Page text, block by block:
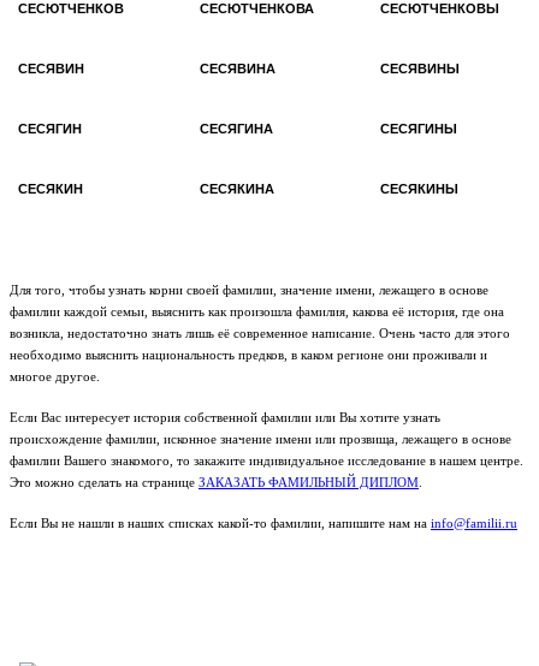
СЕСЮТЧЕНКОВ СЕСЮТЧЕНКОВА СЕСЮТЧЕНКОВЫ
СЕСЯВИН СЕСЯВИНА СЕСЯВИНЫ
СЕСЯГИН СЕСЯГИНА СЕСЯГИНЫ
СЕСЯКИН СЕСЯКИНА СЕСЯКИНЫ
Для того, чтобы узнать корни своей фамилии, значение имени, лежащего в основе
фамилии каждой семьи, выяснить как произошла фамилия, какова её история, где она
возникла, недостаточно знать лишь её современное написание. Очень часто для этого
необходимо выяснить национальность предков, в каком регионе они проживали и
многое другое.
Если Вас интересует история собственной фамилии или Вы хотите узнать
происхождение фамилии, исконное значение имени или прозвища, лежащего в основе
фамилии Вашего знакомого, то закажите индивидуальное исследование в нашем центре.
Это можно сделать на странице ЗАКАЗАТЬ ФАМИЛЬНЫЙ ДИПЛОМ
Если Вы не нашли в наших списках какой-то фамилии, напишите нам на info@familii.ru